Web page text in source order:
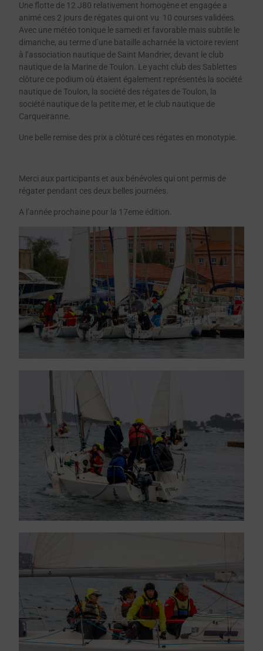
Une flotte de 12 J80 relativement homogène et engagée a
animé ces 2 jours de régates qui ont vu 10 courses validées.
Avec une météo tonique le samedi et favorable mais subtile le
dimanche, au terme d’une bataille acharnée la victoire revient
à l’association nautique de Saint Mandrier, devant le club
nautique de la Marine de Toulon. Le yacht club des Sablettes
clôture ce podium où étaient également représentés la société
nautique de Toulon, la société des régates de Toulon, la
société nautique de la petite mer, et le club nautique de
Carqueiranne.
Une belle remise des prix a clôturé ces régates en monotypie.
Merci aux participants et aux bénévoles qui ont permis de
régater pendant ces deux belles journées.
A l’année prochaine pour la 17eme édition.